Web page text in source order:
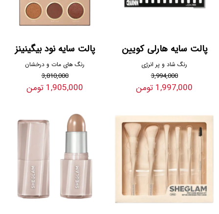
پالت سایه هارلی کویین
رنگ شاد و پر انرژی
3,994,000
1,997,000 تومن
پالت سایه نود بیگینینز
رنگ های مات و درخشان
3,810,000
1,905,000 تومن